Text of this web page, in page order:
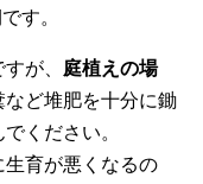
す。
が、 庭植えの場
など堆肥を十分に鋤
ください。
生育が悪くなるの